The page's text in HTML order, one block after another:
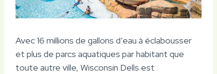
Avec 16 millions de gallons d’eau à éclabousser
et plus de parcs aquatiques par habitant que
toute autre ville, Wisconsin Dells est